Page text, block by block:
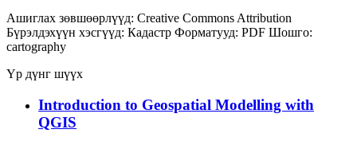
Ашиглах зөвшөөрлүүд: Creative Commons Attribution
Бүрэлдэхүүн хэсгүүд: Кадастр Форматууд: PDF Шошго:
cartography
Үр дүнг шүүх
Introduction to Geospatial Modelling with
QGIS